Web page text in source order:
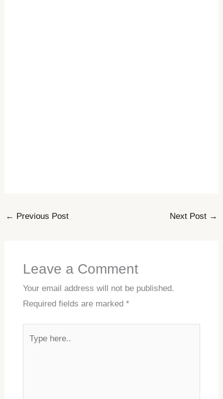
← Previous Post Next Post →
Leave a Comment
Your email address will not be published.
Required fields are marked *